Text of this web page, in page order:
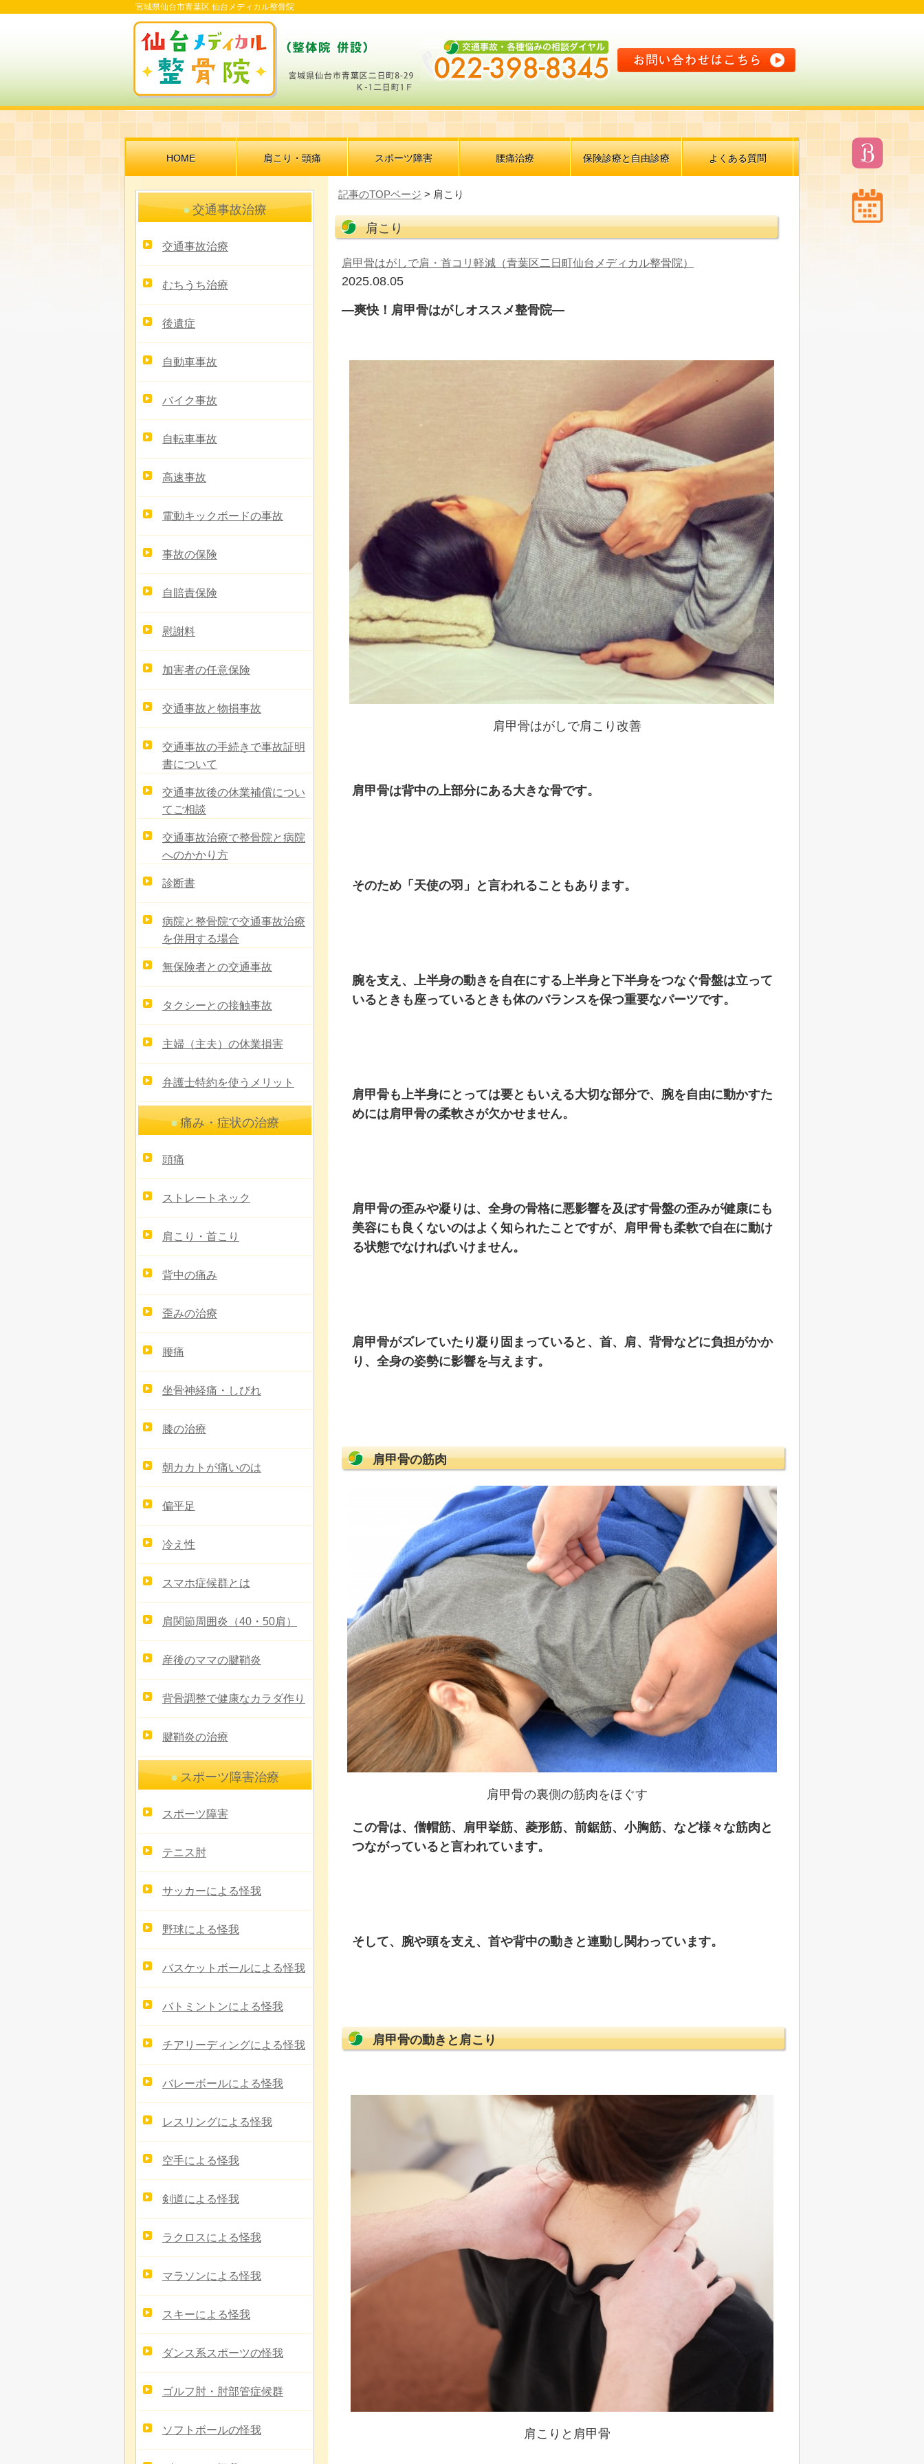
宮城県仙台市青葉区 仙台メディカル整骨院
HOME 肩こり・頭痛 スポーツ障害 腰痛治療 保険診療と自由診療 よくある質問
記事のTOPページ > 肩こり
肩こり
肩甲骨はがしで肩・首コリ軽減（青葉区二日町仙台メディカル整骨院）
2025.08.05
―爽快！肩甲骨はがしオススメ整骨院―
肩甲骨はがしで肩こり改善
肩甲骨は背中の上部分にある大きな骨です。
そのため「天使の羽」と言われることもあります。
腕を支え、上半身の動きを自在にする上半身と下半身をつなぐ骨盤は立って
いるときも座っているときも体のバランスを保つ重要なパーツです。
肩甲骨も上半身にとっては要ともいえる大切な部分で、腕を自由に動かすた
めには肩甲骨の柔軟さが欠かせません。
肩甲骨の歪みや凝りは、 全身の骨格に悪影響を及ぼす骨盤の歪みが健康にも
美容にも良くないのはよく知られたことですが、肩甲骨も柔軟で自在に動け
る状態でなければいけません。
肩甲骨がズレていたり凝り固まっていると、首、肩、背骨などに負担がかか
り、全身の姿勢に影響を与えます。
肩甲骨の筋肉
肩甲骨の裏側の筋肉をほぐす
この骨は、僧帽筋、肩甲挙筋、菱形筋、前鋸筋、小胸筋、など様々な筋肉と
つながっていると言われています。
そして、腕や頭を支え、首や背中の動きと連動し関わっています。
肩甲骨の動きと肩こり
肩こりと肩甲骨
交通事故治療
交通事故治療
むちうち治療
後遺症
自動車事故
バイク事故
自転車事故
高速事故
電動キックボードの事故
事故の保険
自賠責保険
慰謝料
加害者の任意保険
交通事故と物損事故
交通事故の手続きで事故証明
書について
交通事故後の休業補償につい
てご相談
交通事故治療で整骨院と病院
へのかかり方
診断書
病院と整骨院で交通事故治療
を併用する場合
無保険者との交通事故
タクシーとの接触事故
主婦（主夫）の休業損害
弁護士特約を使うメリット
痛み・症状の治療
頭痛
ストレートネック
肩こり・首こり
背中の痛み
歪みの治療
腰痛
坐骨神経痛・しびれ
膝の治療
朝カカトが痛いのは
偏平足
冷え性
スマホ症候群とは
肩関節周囲炎（40・50肩）
産後のママの腱鞘炎
背骨調整で健康なカラダ作り
腱鞘炎の治療
スポーツ障害治療
スポーツ障害
テニス肘
サッカーによる怪我
野球による怪我
バスケットボールによる怪我
バトミントンによる怪我
チアリーディングによる怪我
バレーボールによる怪我
レスリングによる怪我
空手による怪我
剣道による怪我
ラクロスによる怪我
マラソンによる怪我
スキーによる怪我
ダンス系スポーツの怪我
ゴルフ肘・肘部管症候群
ソフトボールの怪我